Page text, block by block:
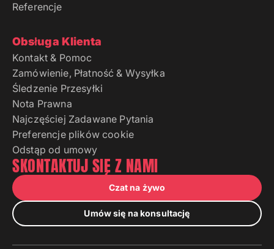
Referencje
Obsługa Klienta
Kontakt & Pomoc
Zamówienie, Płatność & Wysyłka
Śledzenie Przesyłki
Nota Prawna
Najczęściej Zadawane Pytania
Preferencje plików cookie
Odstąp od umowy
SKONTAKTUJ SIĘ Z NAMI
Czat na żywo
Umów się na konsultację